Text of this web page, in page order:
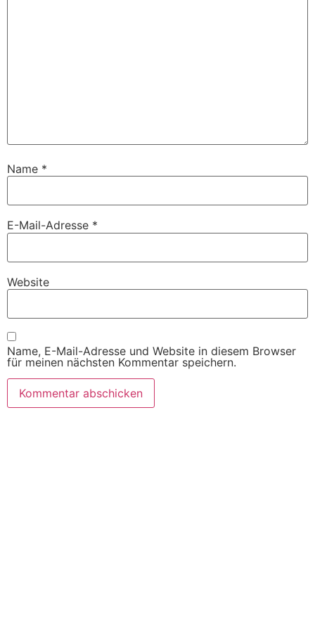
Name *
E-Mail-Adresse *
Website
Name, E-Mail-Adresse und Website in diesem Browser
für meinen nächsten Kommentar speichern.